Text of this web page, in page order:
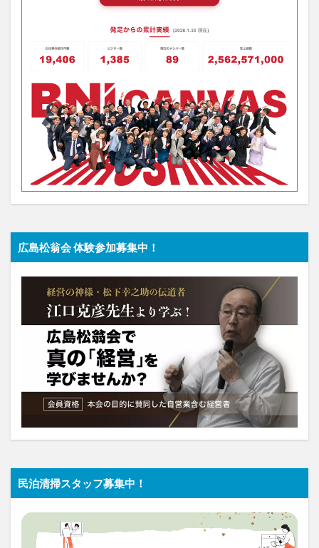
広島松翁会 体験参加募集中！
民泊清掃スタッフ募集中！